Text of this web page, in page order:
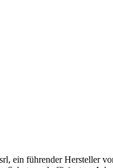
führender Hersteller